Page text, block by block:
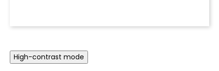
High-contrast mode